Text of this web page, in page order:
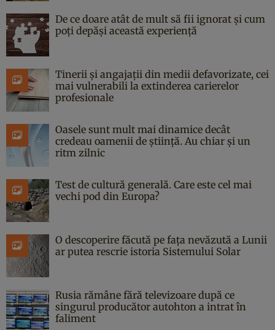
De ce doare atât de mult să fii ignorat și cum
poți depăși această experiență
Tinerii și angajații din medii defavorizate, cei
mai vulnerabili la extinderea carierelor
profesionale
Oasele sunt mult mai dinamice decât
credeau oamenii de știință. Au chiar și un
ritm zilnic
Test de cultură generală. Care este cel mai
vechi pod din Europa?
O descoperire făcută pe fața nevăzută a Lunii
ar putea rescrie istoria Sistemului Solar
Rusia rămâne fără televizoare după ce
singurul producător autohton a intrat în
faliment